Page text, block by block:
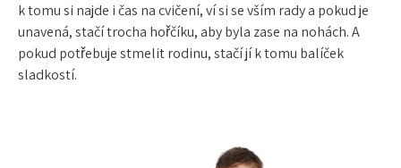
k tomu si najde i čas na cvičení, ví si se vším rady a pokud je
unavená, stačí trocha hořčíku, aby byla zase na nohách. A
pokud potřebuje stmelit rodinu, stačí jí k tomu balíček
sladkostí.